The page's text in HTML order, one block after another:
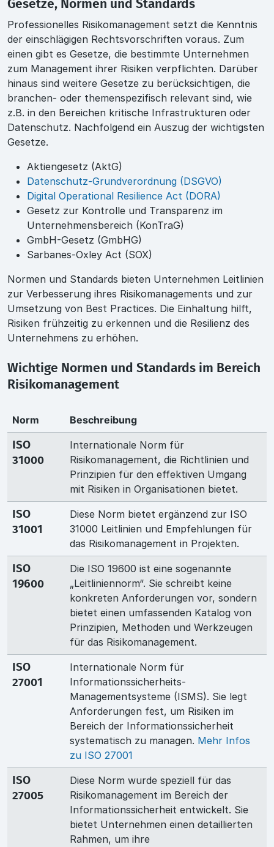
Gesetze, Normen und Standards
Professionelles Risikomanagement setzt die Kenntnis
der einschlägigen Rechtsvorschriften voraus. Zum
einen gibt es Gesetze, die bestimmte Unternehmen
zum Management ihrer Risiken verpflichten. Darüber
hinaus sind weitere Gesetze zu berücksichtigen, die
branchen- oder themenspezifisch relevant sind, wie
z.B. in den Bereichen kritische Infrastrukturen oder
Datenschutz. Nachfolgend ein Auszug der wichtigsten
Gesetze.
Aktiengesetz (AktG)
Datenschutz-Grundverordnung (DSGVO)
Digital Operational Resilience Act (DORA)
Gesetz zur Kontrolle und Transparenz im
Unternehmensbereich (KonTraG)
GmbH-Gesetz (GmbHG)
Sarbanes-Oxley Act (SOX)
Normen und Standards bieten Unternehmen Leitlinien
zur Verbesserung ihres Risikomanagements und zur
Umsetzung von Best Practices. Die Einhaltung hilft,
Risiken frühzeitig zu erkennen und die Resilienz des
Unternehmens zu erhöhen.
Wichtige Normen und Standards im Bereich
Risikomanagement
Norm Beschreibung
ISO
31000
Internationale Norm für
Risikomanagement, die Richtlinien und
Prinzipien für den effektiven Umgang
mit Risiken in Organisationen bietet.
ISO
31001
Diese Norm bietet ergänzend zur ISO
31000 Leitlinien und Empfehlungen für
das Risikomanagement in Projekten.
ISO
19600
Die ISO 19600 ist eine sogenannte
„Leitliniennorm“. Sie schreibt keine
konkreten Anforderungen vor, sondern
bietet einen umfassenden Katalog von
Prinzipien, Methoden und Werkzeugen
für das Risikomanagement.
ISO
27001
Internationale Norm für
Informationssicherheits-
Managementsysteme (ISMS). Sie legt
Anforderungen fest, um Risiken im
Bereich der Informationssicherheit
systematisch zu managen. Mehr Infos
zu ISO 27001
ISO
27005
Diese Norm wurde speziell für das
Risikomanagement im Bereich der
Informationssicherheit entwickelt. Sie
bietet Unternehmen einen detaillierten
Rahmen, um ihre